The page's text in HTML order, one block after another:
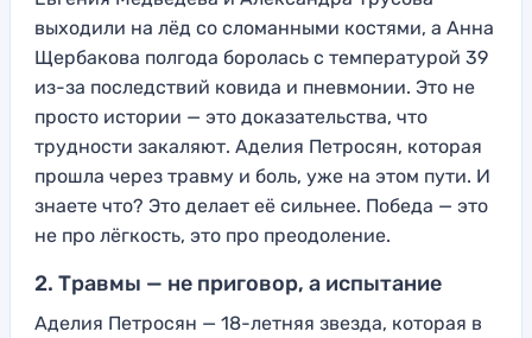
выходили на лёд со сломанными костями, а Анна
Щербакова полгода боролась с температурой 39
из-за последствий ковида и пневмонии. Это не
просто истории — это доказательства, что
трудности закаляют. Аделия Петросян, которая
прошла через травму и боль, уже на этом пути. И
знаете что? Это делает её сильнее. Победа — это
не про лёгкость, это про преодоление.
2. Травмы — не приговор, а испытание
Аделия Петросян — 18-летняя звезда, которая в